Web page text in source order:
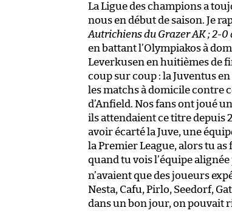
La Ligue des champions a
nous en début de saison. Je
Autrichiens du Grazer AK ; 2-0
en battant l’Olympiakos à
Leverkusen en huitièmes de
coup sur coup : la Juventus
les matchs à domicile contre
d’Anfield. Nos fans ont joué
ils attendaient ce titre depuis
avoir écarté la Juve, une
la Premier League, alors tu
quand tu vois l’équipe alignée
n’avaient que des joueurs
Nesta, Cafu, Pirlo, Seedorf,
dans un bon jour, on pouvait